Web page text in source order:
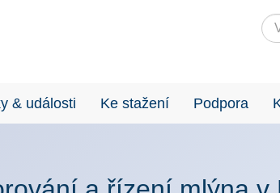
& události Ke stažení Podpora